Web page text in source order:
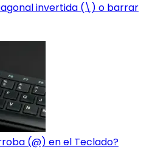
invertida (\) o barrar
(@) en el Teclado?